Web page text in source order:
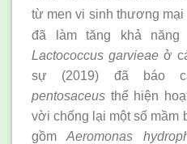
từ men vi sinh thương mại
đã làm tăng khả năng
Lactococcus garvieae ở
sự (2019) đã báo
pentosaceus thể hiện
vời chống lại một số mầm
gồmAeromonas